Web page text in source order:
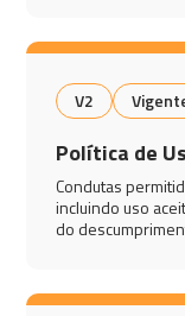
V2
Política de
Condutas
incluindo uso
do